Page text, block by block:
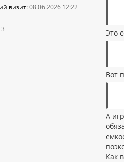
визит:08.06.2026 12:22
Это
Вот
А
Как